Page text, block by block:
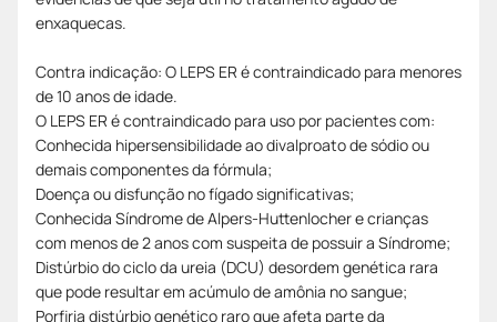
enxaquecas.
Contra indicação: O LEPS ER é contraindicado para menores
de 10 anos de idade.
O LEPS ER é contraindicado para uso por pacientes com:
Conhecida hipersensibilidade ao divalproato de sódio ou
demais componentes da fórmula;
Doença ou disfunção no fígado significativas;
Conhecida Síndrome de Alpers-Huttenlocher e crianças
com menos de 2 anos com suspeita de possuir a Síndrome;
Distúrbio do ciclo da ureia (DCU) desordem genética rara
que pode resultar em acúmulo de amônia no sangue;
Porfiria distúrbio genético raro que afeta parte da